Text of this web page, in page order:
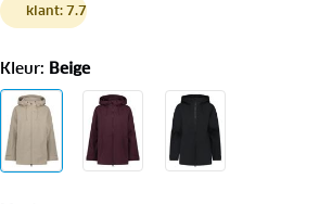
klant: 7.7
Kleur: Beige